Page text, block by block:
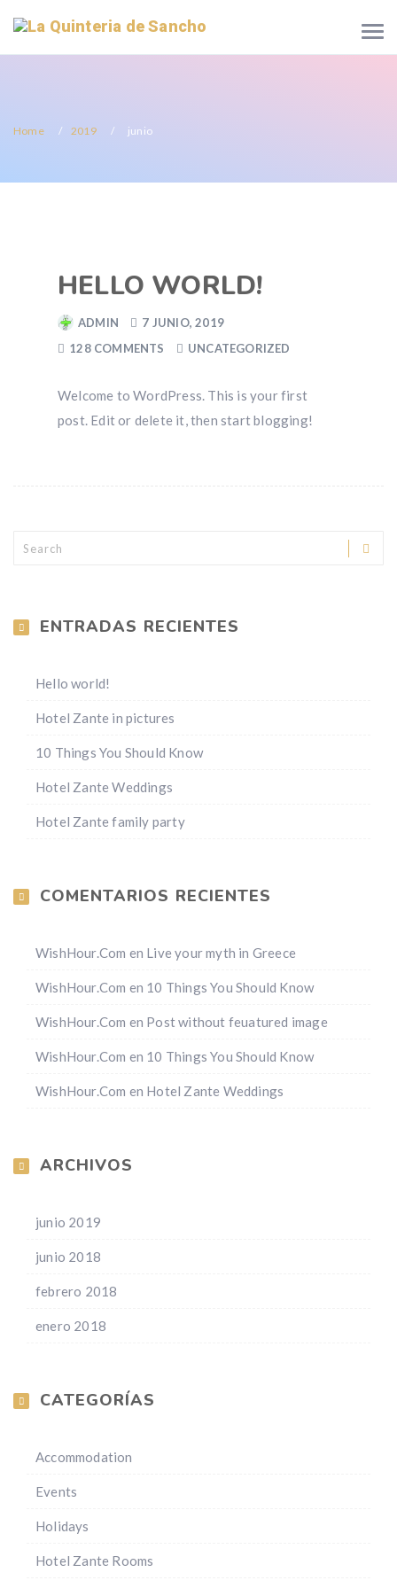
Home 2019 junio
HELLO WORLD!
ADMIN
7 JUNIO, 2019
128 COMMENTS
UNCATEGORIZED
Welcome to WordPress. This is your first
post. Edit or delete it, then start blogging!
ENTRADAS RECIENTES
Hello world!
Hotel Zante in pictures
10 Things You Should Know
Hotel Zante Weddings
Hotel Zante family party
COMENTARIOS RECIENTES
WishHour.Com en Live your myth in Greece
WishHour.Com en 10 Things You Should Know
WishHour.Com en Post without feuatured image
WishHour.Com en 10 Things You Should Know
WishHour.Com en Hotel Zante Weddings
ARCHIVOS
junio 2019
junio 2018
febrero 2018
enero 2018
CATEGORÍAS
Accommodation
Events
Holidays
Hotel Zante Rooms